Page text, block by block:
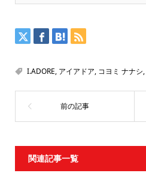
I.ADORE, アイアドア, コヨミ ナナシ,
関連記事一覧